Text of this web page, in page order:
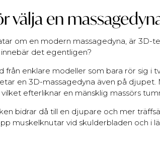
välja en
om en modern massagedyna, är 3D-
det egentligen?
från enklare modeller som bara rör sig i
en 3D-massagedyna även på
efterliknar en mänsklig massörs
bidrar då till en djupare och mer
muskelknutar vid skulderbladen och i